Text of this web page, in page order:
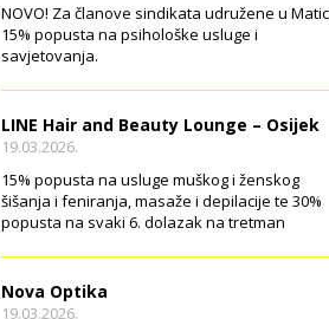
NOVO! Za članove sindikata udružene u
15% popusta na psihološke usluge i
savjetovanja.
LINE Hair and Beauty Lounge – Osijek
19.03.2026.
15% popusta na usluge muškog i ženskog
šišanja i feniranja, masaže i depilacije te 30%
popusta na svaki 6. dolazak na tretman
Nova Optika
19.03.2026.